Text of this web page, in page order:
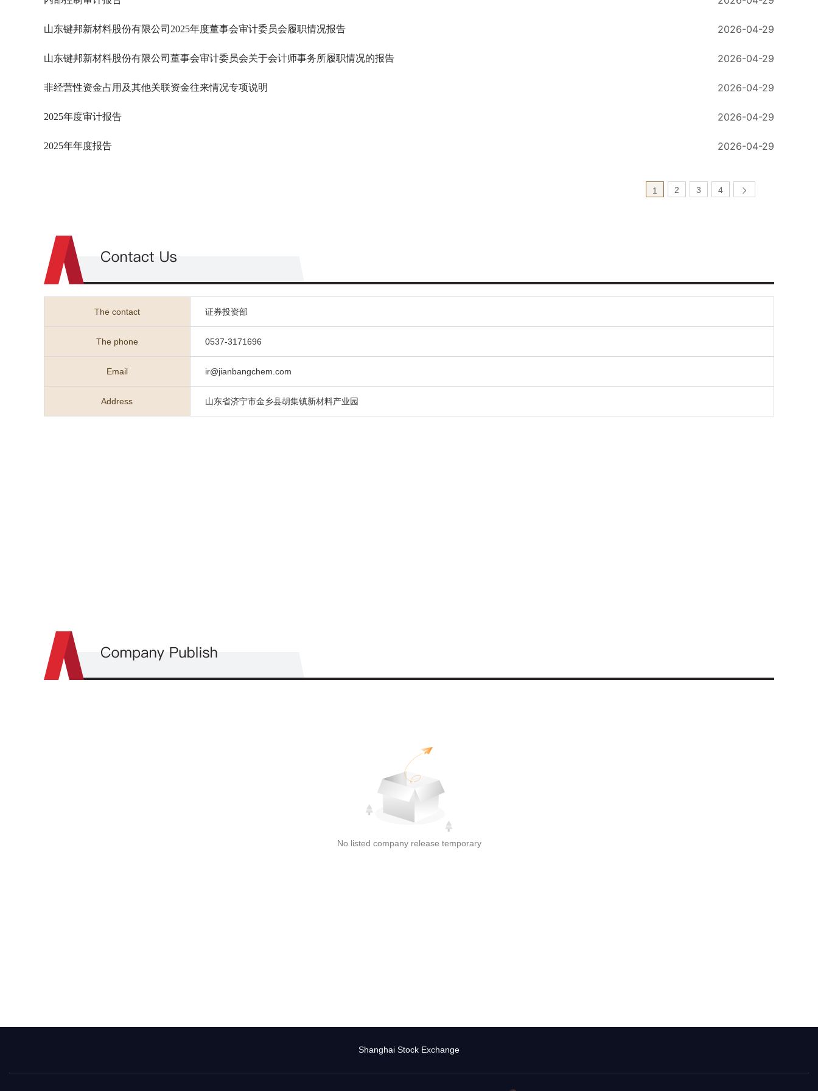
山东键邦新材料股份有限公司2025年度董事会审计委员会履职情况报告 2026-04-29
山东键邦新材料股份有限公司董事会审计委员会关于会计师事务所履职情况的报告 2026-04-29
非经营性资金占用及其他关联资金往来情况专项说明 2026-04-29
2025年度审计报告 2026-04-29
2025年年度报告 2026-04-29
1 2 3 4
The contact 证券投资部
The phone 0537-3171696
Email ir@jianbangchem.com
Address 山东省济宁市金乡县胡集镇新材料产业园
No listed company release temporary
Shanghai Stock Exchange